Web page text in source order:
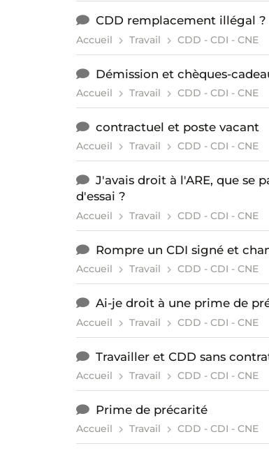
CDD remplacement illégal ?
Accueil Travail CDD - CDI - CNE
Démission et chèques-
Accueil Travail CDD - CDI - CNE
contractuel et poste vacant
Accueil Travail CDD - CDI - CNE
J'avais droit à l'ARE, que se
d'essai ?
Accueil Travail CDD - CDI - CNE
Rompre un CDI signé et
Accueil Travail CDD - CDI - CNE
Ai-je droit à une prime de
Accueil Travail CDD - CDI - CNE
Travailler et CDD sans
Accueil Travail CDD - CDI - CNE
Prime de précarité
Accueil Travail CDD - CDI - CNE